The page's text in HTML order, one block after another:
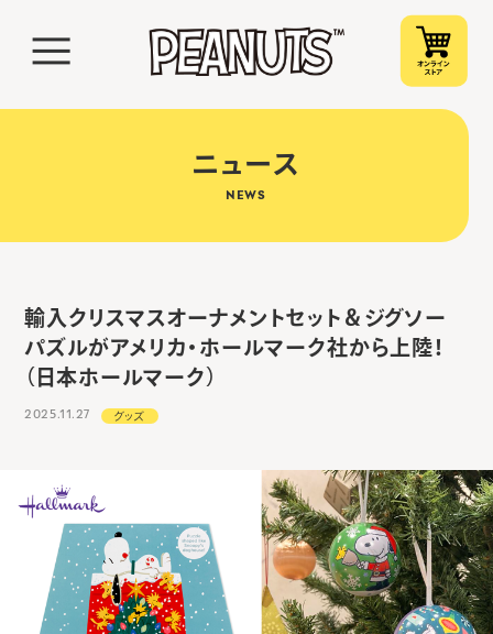
ニュース
NEWS
輸入クリスマスオーナメントセット＆ジグソー
パズルがアメリカ・ホールマーク社から上陸！
（日本ホールマーク）
2025.11.27 グッズ